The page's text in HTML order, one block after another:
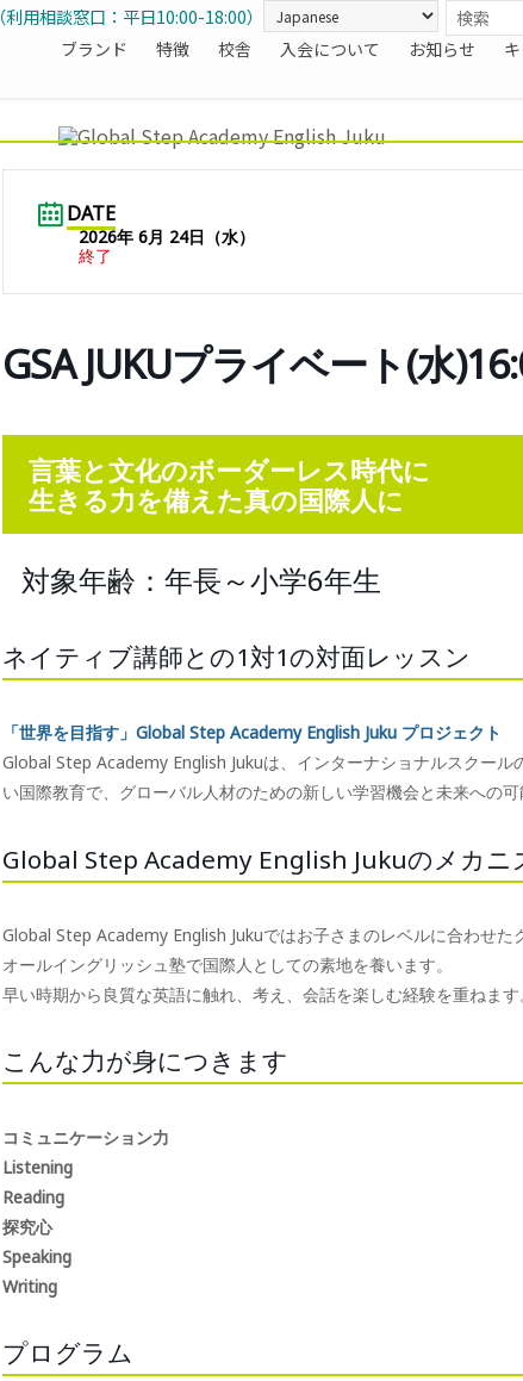
ブランド 特徴 校舎 入会について お知らせ
（利用相談窓口：平日10:00-18:00）
DATE
2026年 6月 24日（水）
終了
GSA JUKUプライベート(水
言葉と文化のボーダーレス時代に
生きる力を備えた真の国際人に
対象年齢：年長～小学6年生
ネイティブ講師との1対1の対面レッスン
「世界を目指す」Global Step Academy English Juku プロジェクト
Global Step Academy English Jukuは、インターナショナルスクー
い国際教育で、グローバル人材のための新しい学習機会と未来への
Global Step Academy English Jukuのメカニ
Global Step Academy English Jukuではお子さまのレベルに合わせた
オールイングリッシュ塾で国際人としての素地を養います。
早い時期から良質な英語に触れ、考え、会話を楽しむ経験を重ねます
こんな力が身につきます
コミュニケーション力
Listening
Reading
探究心
Speaking
Writing
プログラム